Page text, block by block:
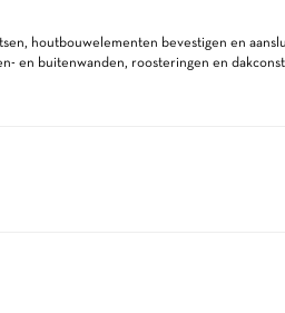
houtbouwelementen bevestigen en
en buitenwanden, roosteringen en